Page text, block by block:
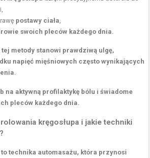
postawy ciała
swoich pleców każdego dnia.
metody stanowi prawdziwą ulgę,
napięć mięśniowych często wynikających
na aktywną profilaktykę bólu i świadome
pleców każdego dnia.
kręgosłupa i jakie techniki
to technika automasażu, która przynosi